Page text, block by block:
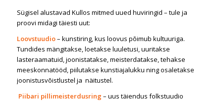
Sügisel alustavad Kullos mitmed uued huviringid – tule ja
proovi midagi täiesti uut:
Loovstuudio– kunstiring, kus loovus põimub kultuuriga.
Tundides mängitakse, loetakse luuletusi, uuritakse
lasteraamatuid, joonistatakse, meisterdatakse, tehakse
meeskonnatööd, piilutakse kunstiajalukku ning osaletakse
joonistusvõistlustel ja näitustel.
Piibari pillimeisterdusring – uus täiendus folkstuudio